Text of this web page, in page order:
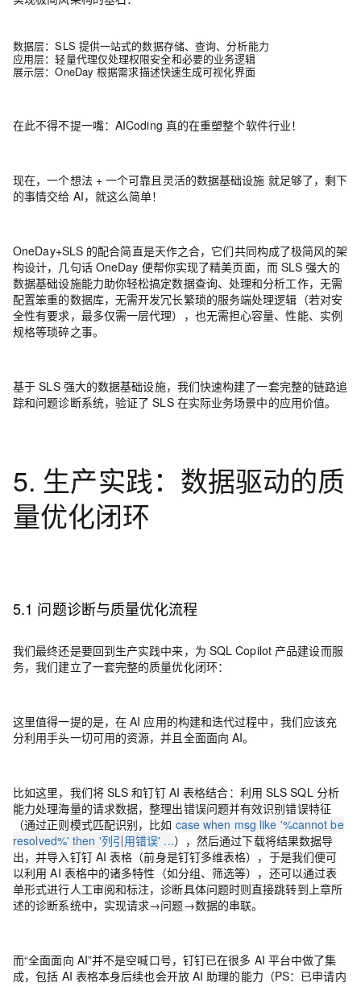
数据层：SLS 提供一站式的数据存储、查询、分析能力
应用层：轻量代理仅处理权限安全和必要的业务逻辑
展示层：OneDay 根据需求描述快速生成可视化界面
在此不得不提一嘴：AICoding 真的在重塑整个软件行业！
现在，一个想法 + 一个可靠且灵活的数据基础设施 就足够了，剩下
的事情交给 AI，就这么简单！
OneDay+SLS 的配合简直是天作之合， 它们共同构成了极简风的架
构设计， 几句话 OneDay 便帮你实现了精美页面，而 SLS 强大的
数据基础设施能力助你轻松搞定数据查询、处理和分析工作，无需
配置笨重的数据库，无需开发冗长繁琐的服务端处理逻辑（若对安
全性有要求，最多仅需一层代理），也无需担心容量、性能、实例
规格等琐碎之事。
基于 SLS 强大的数据基础设施，我们快速构建了一套完整的链路追
踪和问题诊断系统，验证了 SLS 在实际业务场景中的应用价值。
5. 生产实践：数据驱动的质
量优化闭环
5.1 问题诊断与质量优化流程
我们最终还是要回到生产实践中来，为 SQL Copilot 产品建设而服
务，我们建立了一套完整的质量优化闭环：
这里值得一提的是，在 AI 应用的构建和迭代过程中，我们应该充
分利用手头一切可用的资源，并且全面面向 AI。
比如这里，我们将 SLS 和钉钉 AI 表格结合：利用 SLS SQL 分析
能力处理海量的请求数据，整理出错误问题并有效识别错误特征
（通过正则模式匹配识别，比如 case when msg like '%cannot be
resolved%' then '列引用错误' ...），然后通过下载将结果数据导
出，并导入钉钉 AI 表格（前身是钉钉多维表格），于是我们便可
以利用 AI 表格中的诸多特性（如分组、筛选等），还可以通过表
单形式进行人工审阅和标注，诊断具体问题时则直接跳转到上章所
述的诊断系统中，实现请求→问题→数据的串联。
而“全面面向 AI”并不是空喊口号，钉钉已在很多 AI 平台中做了集
成，包括 AI 表格本身后续也会开放 AI 助理的能力（PS：已申请内